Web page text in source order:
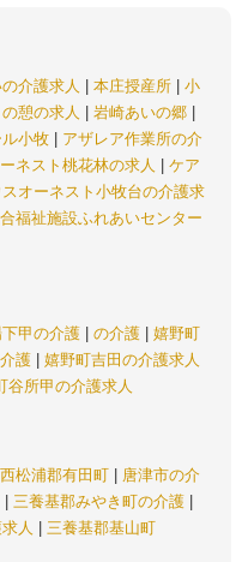
介護求人 本庄授産所
小
憩の求人 岩崎あいの郷
小牧
アザレア作業所の介
ネスト桃花林の求人
ケア
オーネスト小牧台の介護求
福祉施設ふれあいセンター
甲の介護 の介護
嬉野町
護
嬉野町吉田の介護求人
谷所甲の介護求人
西松浦郡有田町
唐津市の介
三養基郡みやき町の介護
人 三養基郡基山町